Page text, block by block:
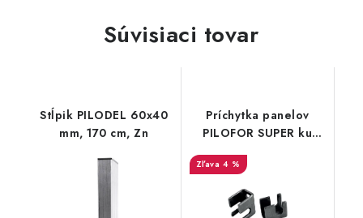
Súvisiaci tovar
Stĺpik PILODEL 60x40
mm, 170 cm, Zn
Príchytka panelov
PILOFOR SUPER ku
konštrukcii brány,
nerezová
4 %